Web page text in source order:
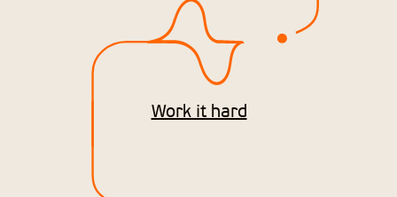
Work it hard